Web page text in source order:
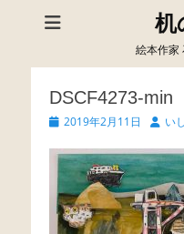
机
絵本作家
DSCF4273-min
Posted2019年2月11日 Author
い